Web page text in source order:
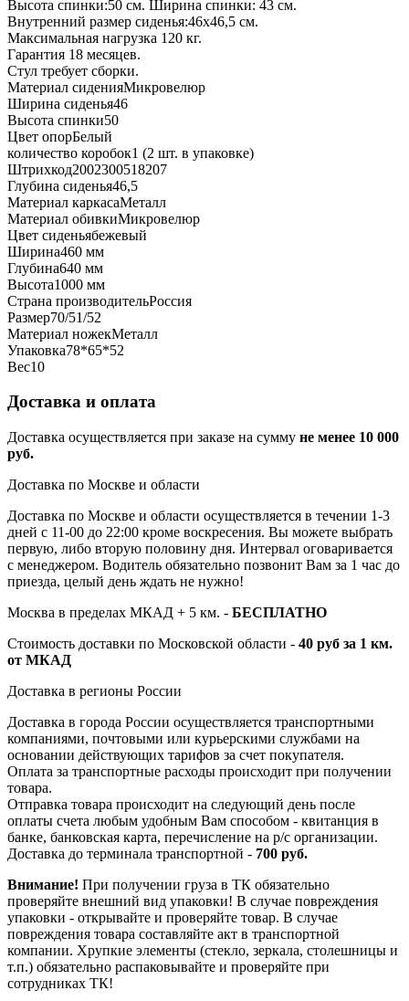
Высота спинки:50 см. Ширина спинки: 43 см.
Внутренний размер сиденья:46х46,5 см.
Максимальная нагрузка 120 кг.
Гарантия 18 месяцев.
Стул требует сборки.
Материал сиденияМикровелюр
Ширина сиденья46
Высота спинки50
Цвет опорБелый
количество коробок1 (2 шт. в упаковке)
Штрихкод2002300518207
Глубина сиденья46,5
Материал каркасаМеталл
Материал обивкиМикровелюр
Цвет сиденьябежевый
Ширина460 мм
Глубина640 мм
Высота1000 мм
Страна производительРоссия
Размер70/51/52
Материал ножекМеталл
Упаковка78*65*52
Вес10
Доставка и оплата
Доставка осуществляется при заказе на сумму не менее 10 000
руб.
Доставка по Москве и области
Доставка по Москве и области осуществляется в течении 1-3
дней с 11-00 до 22:00 кроме воскресения. Вы можете выбрать
первую, либо вторую половину дня. Интервал оговаривается
с менеджером. Водитель обязательно позвонит Вам за 1 час до
приезда, целый день ждать не нужно!
Москва в пределах МКАД + 5 км. - БЕСПЛАТНО
Стоимость доставки по Московской области - 40 руб за 1 км.
от МКАД
Доставка в регионы России
Доставка в города России осуществляется транспортными
компаниями, почтовыми или курьерскими службами на
основании действующих тарифов за счет покупателя.
Оплата за транспортные расходы происходит при получении
товара.
Отправка товара происходит на следующий день после
оплаты счета любым удобным Вам способом - квитанция в
банке, банковская карта, перечисление на р/с организации.
Доставка до терминала транспортной - 700 руб.
Внимание! При получении груза в ТК обязательно
проверяйте внешний вид упаковки! В случае повреждения
упаковки - открывайте и проверяйте товар. В случае
повреждения товара составляйте акт в транспортной
компании. Хрупкие элементы (стекло, зеркала, столешницы и
т.п.) обязательно распаковывайте и проверяйте при
сотрудниках ТК!